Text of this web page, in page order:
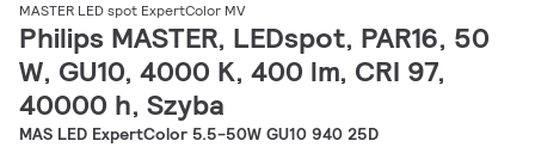
MASTER LED spot ExpertColor MV
Philips MASTER, LEDspot, PAR16, 50
W, GU10, 4000 K, 400 lm, CRI 97,
40000 h, Szyba
MAS LED ExpertColor 5.5-50W GU10 940 25D